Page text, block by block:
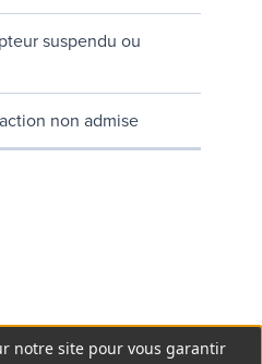
suspendu ou
non admise
notre site pour vous garantir